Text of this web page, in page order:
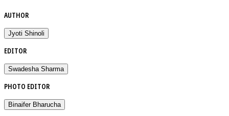
AUTHOR
Jyoti Shinoli
EDITOR
Swadesha Sharma
PHOTO EDITOR
Binaifer Bharucha